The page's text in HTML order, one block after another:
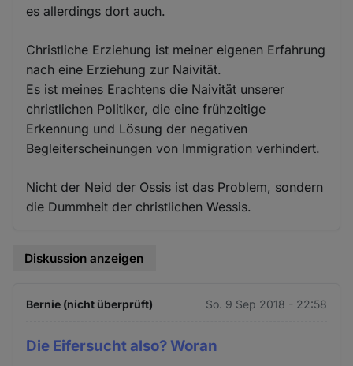
es allerdings dort auch.
Christliche Erziehung ist meiner eigenen Erfahrung
nach eine Erziehung zur Naivität.
Es ist meines Erachtens die Naivität unserer
christlichen Politiker, die eine frühzeitige
Erkennung und Lösung der negativen
Begleiterscheinungen von Immigration verhindert.
Nicht der Neid der Ossis ist das Problem, sondern
die Dummheit der christlichen Wessis.
Diskussion anzeigen
Bernie (nicht überprüft) So. 9 Sep 2018 - 22:58
Die Eifersucht also? Woran